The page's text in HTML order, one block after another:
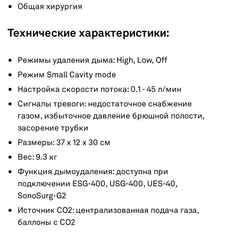
Общая хирургия
Технические характеристики:
Режимы удаления дыма: High, Low, Off
Режим Small Cavity mode
Настройка скорости потока: 0.1 - 45 л/мин
Сигналы тревоги: недостаточное снабжение
газом, избыточное давление брюшной полости,
засорение трубки
Размеры: 37 х 12 х 30 см
Вес: 9.3 кг
Функция дымоудаления: доступна при
подключении ESG-400, USG-400, UES-40,
SonoSurg-G2
Источник CO2: централизованная подача газа,
баллоны с СО2